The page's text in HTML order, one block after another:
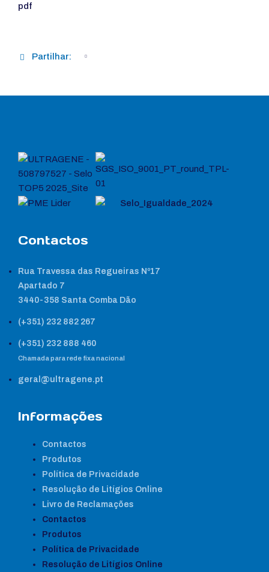
Partilhar:
Contactos
Rua Travessa das Regueiras Nº17
Apartado 7
3440-358 Santa Comba Dão
(+351) 232 882 267
(+351) 232 888 460
Chamada para rede fixa nacional
geral@ultragene.pt
Informações
Contactos
Produtos
Política de Privacidade
Resolução de Litígios Online
Livro de Reclamações
Contactos
Produtos
Política de Privacidade
Resolução de Litígios Online